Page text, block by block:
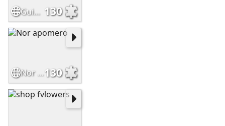
Guida istanbul 130
Nor apomero130